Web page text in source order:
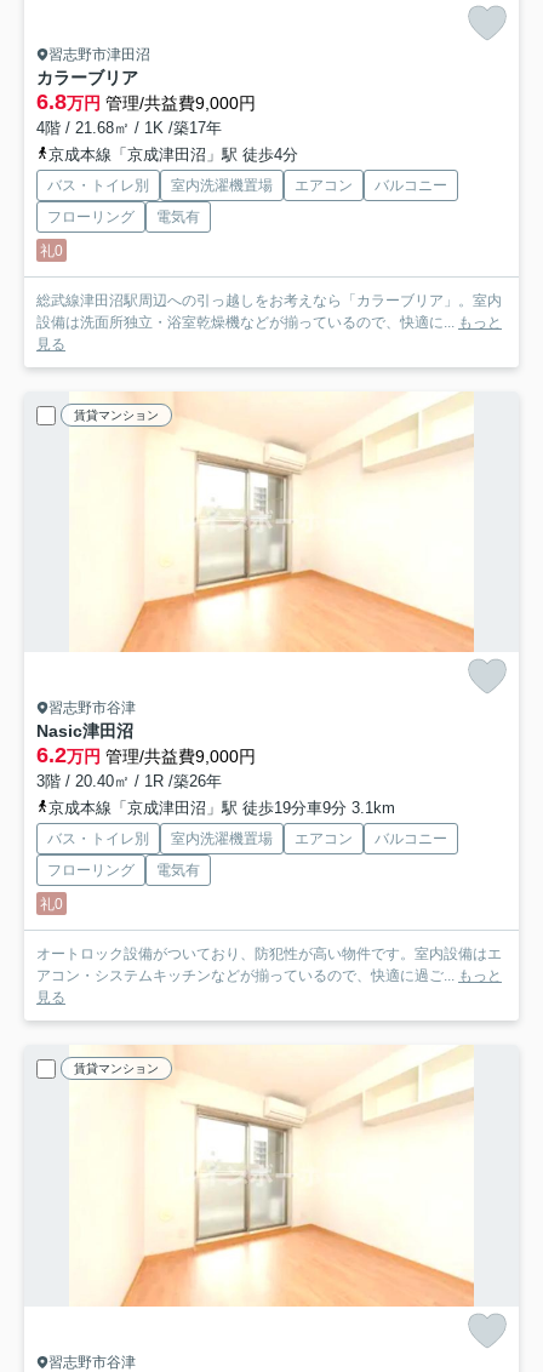
習志野市津田沼
カラーブリア
6.8万円 管理/共益費9,000円
4階 / 21.68㎡ / 1K /築17年
京成本線「京成津田沼」駅 徒歩4分
バス・トイレ別 室内洗濯機置場 エアコン
バルコニー
フローリング
電気有
礼0
総武線津田沼駅周辺への引っ越しをお考えなら「カラーブリア」。室内
設備は洗面所独立・浴室乾燥機などが揃っているので、快適に... もっと
見る
賃貸マンション
習志野市谷津
Nasic津田沼
6.2万円 管理/共益費9,000円
3階 / 20.40㎡ / 1R /築26年
京成本線「京成津田沼」駅 徒歩19分車9分 3.1km
バス・トイレ別 室内洗濯機置場 エアコン
バルコニー
フローリング
電気有
礼0
オートロック設備がついており、防犯性が高い物件です。室内設備はエ
アコン・システムキッチンなどが揃っているので、快適に過ご... もっと
見る
賃貸マンション
習志野市谷津